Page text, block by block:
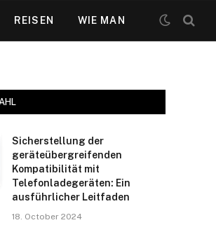
REISEN WIE MAN
Sicherstellung der
geräteübergreifenden
Kompatibilität mit
Telefonladegeräten: Ein
ausführlicher Leitfaden
18. October 2024